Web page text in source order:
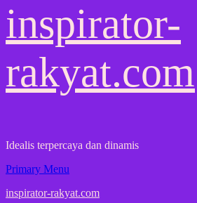
inspirator-
rakyat.com
Idealis terpercaya dan dinamis
Primary Menu
inspirator-rakyat.com